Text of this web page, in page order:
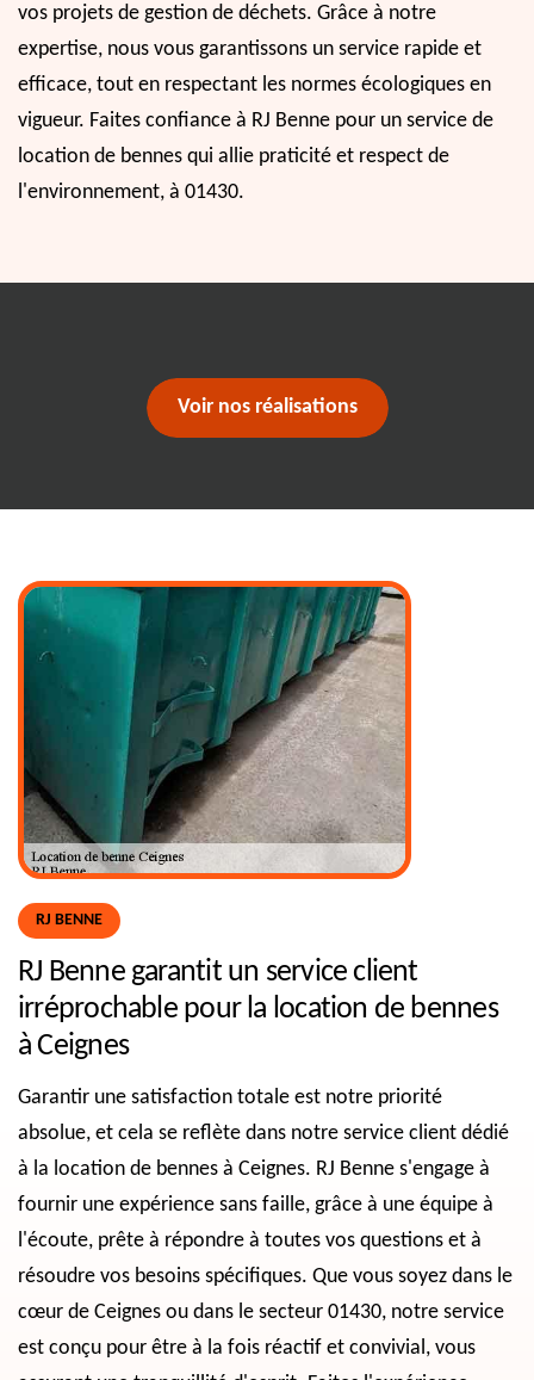
vos projets de gestion de déchets. Grâce à notre
expertise, nous vous garantissons un service rapide et
efficace, tout en respectant les normes écologiques en
vigueur. Faites confiance à RJ Benne pour un service de
location de bennes qui allie praticité et respect de
l'environnement, à 01430.
Voir nos réalisations
RJ BENNE
RJ Benne garantit un service client
irréprochable pour la location de bennes
à Ceignes
Garantir une satisfaction totale est notre priorité
absolue, et cela se reflète dans notre service client dédié
à la location de bennes à Ceignes. RJ Benne s'engage à
fournir une expérience sans faille, grâce à une équipe à
l'écoute, prête à répondre à toutes vos questions et à
résoudre vos besoins spécifiques. Que vous soyez dans le
cœur de Ceignes ou dans le secteur 01430, notre service
est conçu pour être à la fois réactif et convivial, vous